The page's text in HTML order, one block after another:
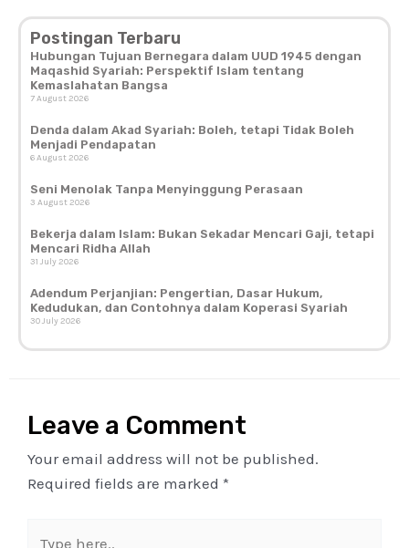
Postingan Terbaru
Hubungan Tujuan Bernegara dalam UUD 1945 dengan
Maqashid Syariah: Perspektif Islam tentang
Kemaslahatan Bangsa
7 August 2026
Denda dalam Akad Syariah: Boleh, tetapi Tidak Boleh
Menjadi Pendapatan
6 August 2026
Seni Menolak Tanpa Menyinggung Perasaan
3 August 2026
Bekerja dalam Islam: Bukan Sekadar Mencari Gaji, tetapi
Mencari Ridha Allah
31 July 2026
Adendum Perjanjian: Pengertian, Dasar Hukum,
Kedudukan, dan Contohnya dalam Koperasi Syariah
30 July 2026
Leave a Comment
Your email address will not be published.
Required fields are marked *